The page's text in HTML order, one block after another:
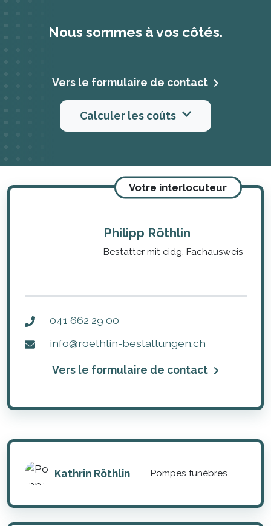
Nous sommes à vos côtés.
Vers le formulaire de contact
Calculer les coûts
Votre interlocuteur
Philipp Röthlin
Bestatter mit eidg. Fachausweis
041 662 29 00
info@roethlin-bestattungen.ch
Vers le formulaire de contact
Kathrin Röthlin Pompes funèbres